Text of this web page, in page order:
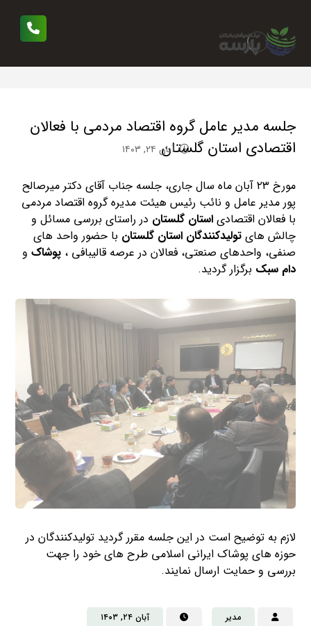
جلسه مدیر عامل گروه اقتصاد مردمی با فعالان
اقتصادی استان گلستان
آبان ۲۴, ۱۴۰۳
مورخ ۲۳ آبان ماه سال جاری، جلسه جناب آقای دکتر میرصالح
پور مدیر عامل و نائب رئیس هیئت مدیره گروه اقتصاد مردمی
با فعالان اقتصادیاستان گلستان در راستای بررسی مسائل و
چالش های تولیدکنندگان استان گلستان با حضور واحد های
صنفی، واحدهای صنعتی، فعالان در عرصه قالیبافی ، پوشاک و
دام سبک‌‌ برگزار گردید.
لازم به توضیح است در این جلسه مقرر گردید تولیدکنندگان در
حوزه های پوشاک ایرانی اسلامی طرح های خود را جهت
بررسی و حمایت ارسال نمایند.
مدیر آبان ۲۴, ۱۴۰۳